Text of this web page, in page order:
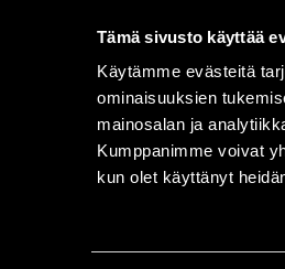
Tämä sivusto käyttää
Käytämme evästeitä
ominaisuuksien
mainosalan ja
Kumppanimme voivat
kun olet käyttänyt
| Toiminnanohjausjärjestelmä